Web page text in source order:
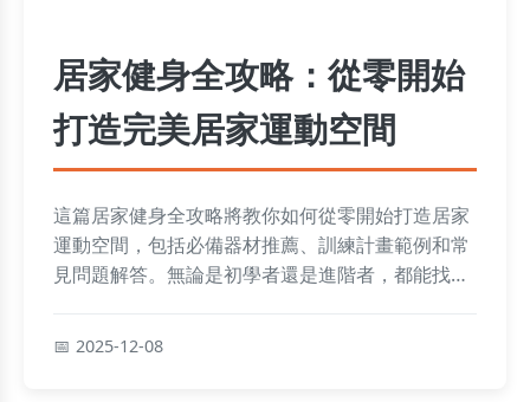
居家健身全攻略：從零開始
打造完美居家運動空間
這篇居家健身全攻略將教你如何從零開始打造居家
運動空間，包括必備器材推薦、訓練計畫範例和常
見問題解答。無論是初學者還是進階者，都能找到
2025-12-08